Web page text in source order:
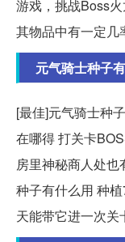
游戏，挑战Boss
其物品中有一定几
元气骑士种子
[最佳]元气骑士种
在哪得 打关卡
房里神秘商人处
种子有什么用 种
天能带它进一次关